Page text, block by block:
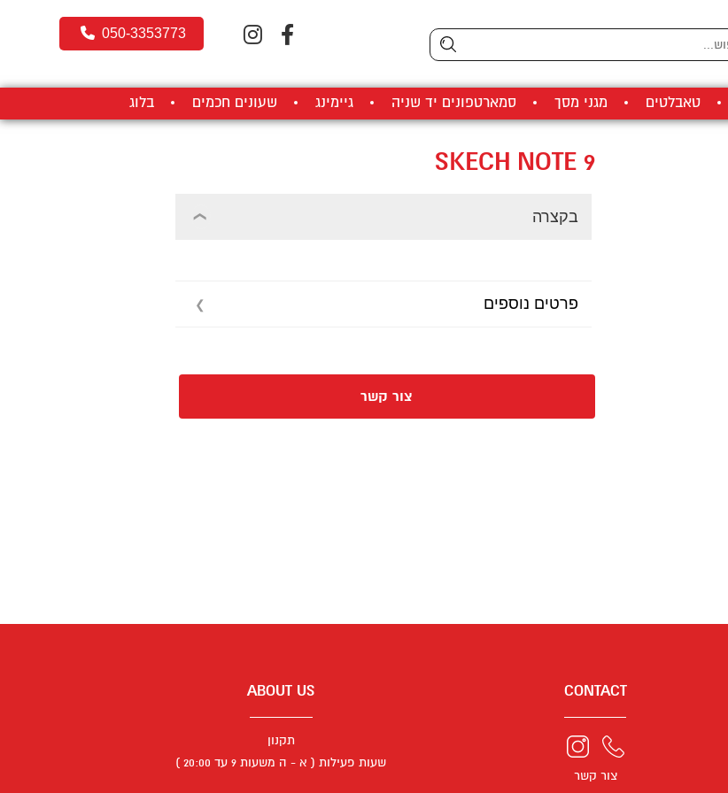
050-3353773
טאבלטים מגני מסך סמארטפונים יד שניה גיימינג שעונים חכמים בלוג
SKECH NOTE 9
בקצרה
פרטים נוספים
צור קשר
CONTACT
צור קשר
ABOUT US
תקנון
שעות פעילות ( א - ה משעות 9 עד 20:00 )